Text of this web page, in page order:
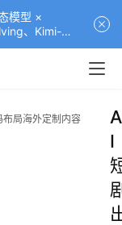
模型 ×
、Kimi-
局海外定制内容
A
I